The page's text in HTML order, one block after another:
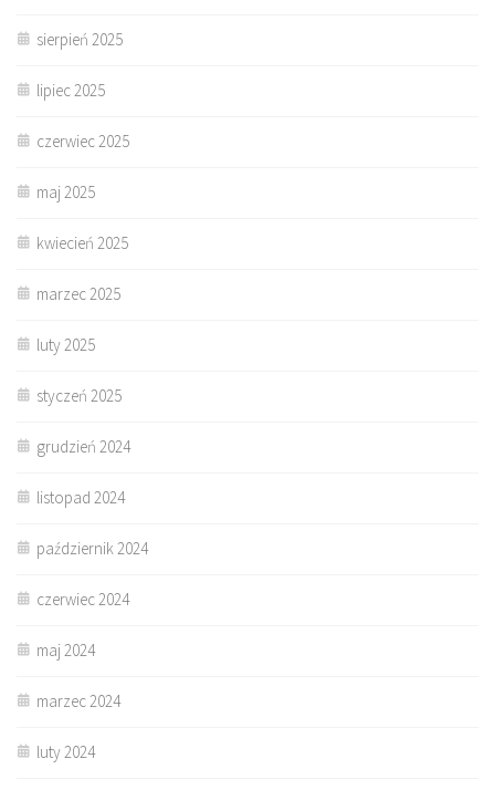
sierpień 2025
lipiec 2025
czerwiec 2025
maj 2025
kwiecień 2025
marzec 2025
luty 2025
styczeń 2025
grudzień 2024
listopad 2024
październik 2024
czerwiec 2024
maj 2024
marzec 2024
luty 2024